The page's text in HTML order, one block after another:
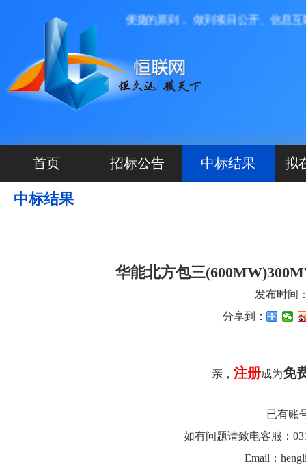
本着高效、透明、便捷的原则， 做到项目公开、信息互联。
首页 招标公告 中标结果 拟
中标结果
华能北方包三
发布时间
分享到：
亲， 注册成为免
已有账
如有问题请致电客服：
Email：